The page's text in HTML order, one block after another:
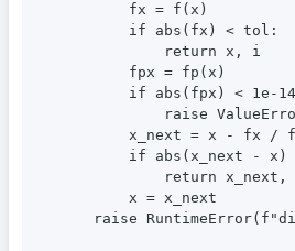
        fx = f(x)
        if abs(fx) < tol:
            return x, i
        fpx = fp(x)
if abs(fpx) < 1e-
raise
x_next = x - fx /
if abs(x_next - x)
return x_next,
        x = x_next
raise